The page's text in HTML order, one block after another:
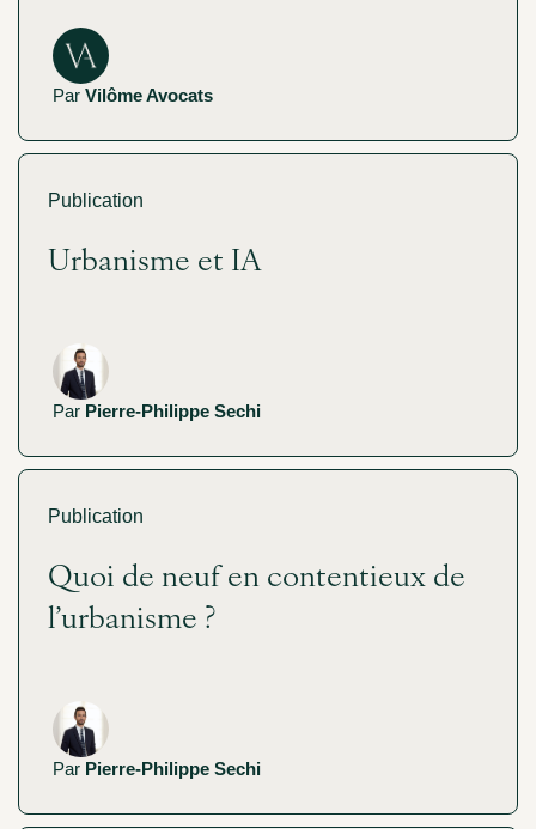
Par Vilôme Avocats
Publication
Urbanisme et IA
Par Pierre-Philippe Sechi
Publication
Quoi de neuf en contentieux de
l’urbanisme ?
Par Pierre-Philippe Sechi